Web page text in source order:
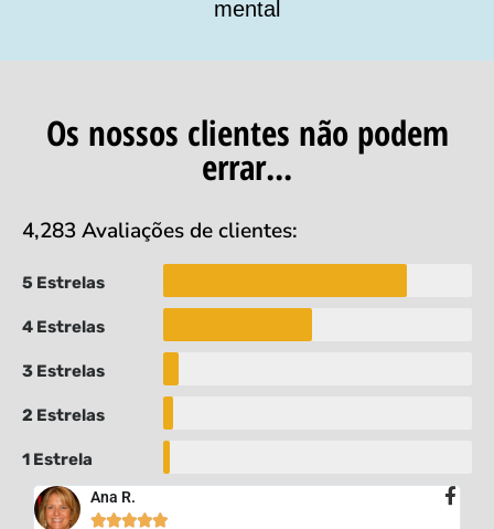
mental
Os nossos clientes não podem
errar...
4,283 Avaliações de clientes:
5 Estrelas
4 Estrelas
3 Estrelas
2 Estrelas
1 Estrela
Ana R.
